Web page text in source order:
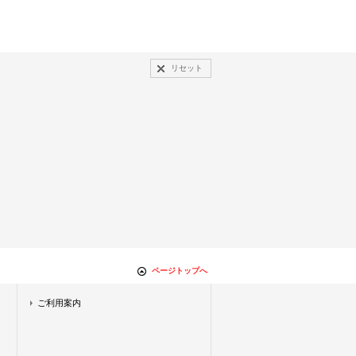
リセット
ページトップへ
ご利用案内